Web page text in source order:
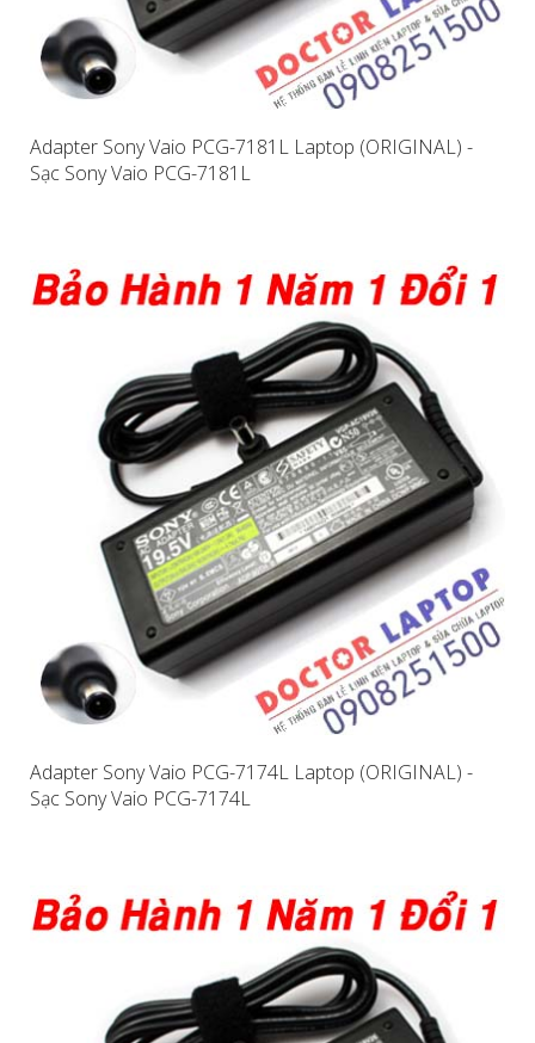
Adapter Sony Vaio PCG-7181L Laptop (ORIGINAL) -
Sạc Sony Vaio PCG-7181L
Adapter Sony Vaio PCG-7174L Laptop (ORIGINAL) -
Sạc Sony Vaio PCG-7174L